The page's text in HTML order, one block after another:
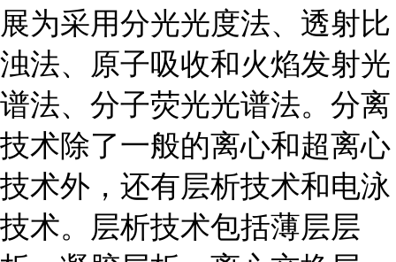
展为采用分光光度法、透射比
浊法、原子吸收和火焰发射光
谱法、分子荧光光谱法。分离
技术除了一般的离心和超离心
技术外，还有层析技术和电泳
技术。层析技术包括薄层层